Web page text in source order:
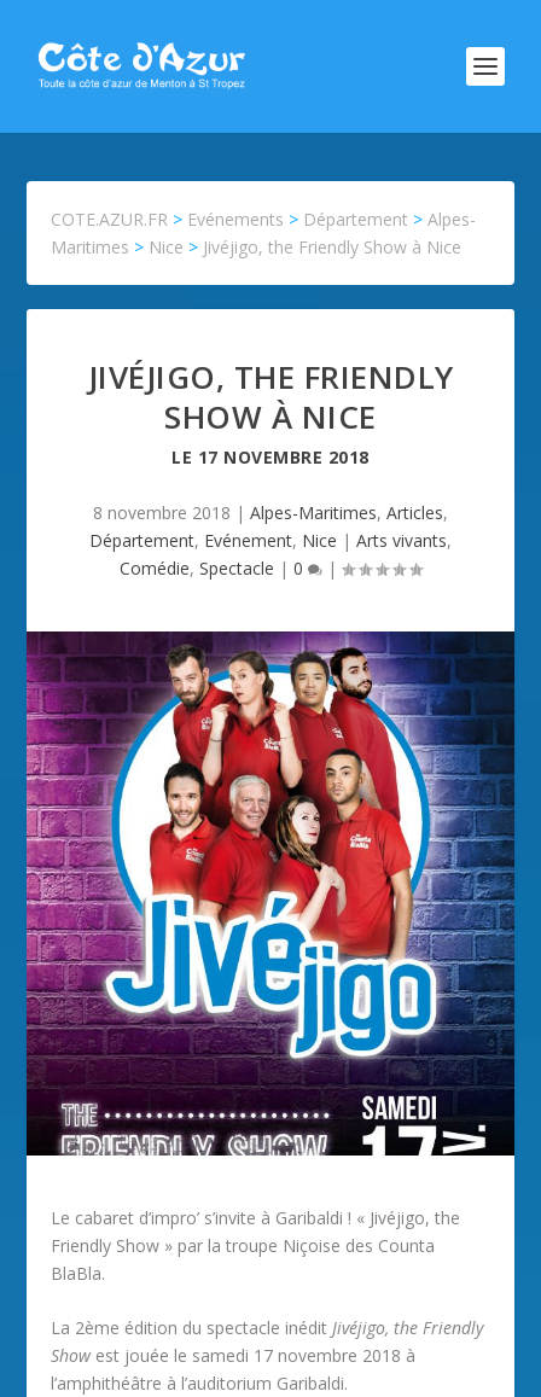
COTE.AZUR.FR > Evénements > Département >Alpes-
Maritimes > Nice > Jivéjigo, the Friendly Show à Nice
JIVÉJIGO, THE FRIENDLY
SHOW À NICE
LE 17 NOVEMBRE 2018
8 novembre 2018 | Alpes-Maritimes, Articles,
Département, Evénement, Nice | Arts vivants,
Comédie, Spectacle | 0 |
Le cabaret d’impro’ s’invite à Garibaldi ! « Jivéjigo, the
Friendly Show » par la troupe Niçoise des Counta
BlaBla.
La 2ème édition du spectacle inéditJivéjigo, the Friendly
Showest jouée le samedi 17 novembre 2018 à
l’amphithéâtre à l’auditorium Garibaldi.